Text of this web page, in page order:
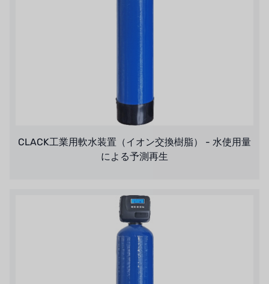
CLACK工業用軟水装置（イオン交換樹脂） - 水使用量
による予測再生